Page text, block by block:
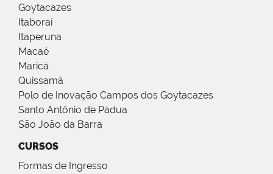
Goytacazes
Itaboraí
Itaperuna
Macaé
Maricá
Quissamã
Polo de Inovação Campos dos Goytacazes
Santo Antônio de Pádua
São João da Barra
CURSOS
Formas de Ingresso